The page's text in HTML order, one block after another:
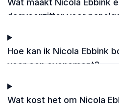
Wat maakt Nicola Ebbink
dagvoorzitter voor
Hoe kan ik Nicola Ebbink
voor een evenement?
Wat kost het om Nicola